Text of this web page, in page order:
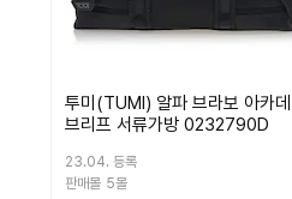
투미(TUMI) 알파 브라보 아카데
브리프 서류가방 0232790D
23.04. 등록
판매몰 5몰